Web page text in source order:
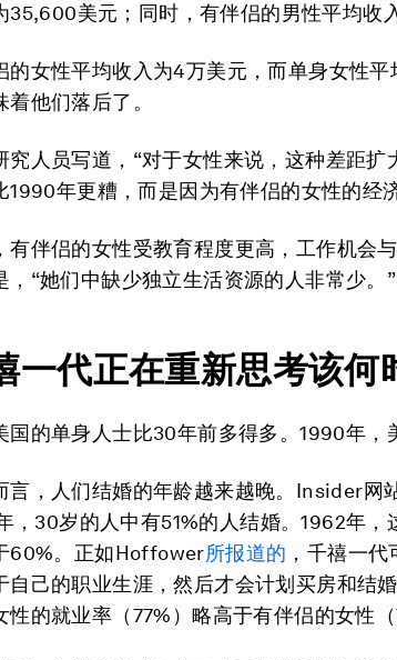
35,600美元；同时，有伴侣的男性平均收
的女性平均收入为4万美元，而单身女性
着他们落后了。
究人员写道，“对于女性来说，这种差距
1990年更糟，而是因为有伴侣的女性的经
有伴侣的女性受教育程度更高，工作机会
，“她们中缺少独立生活资源的人非常少。”
一代正在重新思考该何
国的单身人士比30年前多得多。1990年，
言，人们结婚的年龄越来越晚。Insider网
，30岁的人中有51%的人结婚。1962年
60%。正如Hoffower所报道的 ，千禧一
自己的职业生涯，然后才会计划买房和结
性的就业率（77%）略高于有伴侣的女性（